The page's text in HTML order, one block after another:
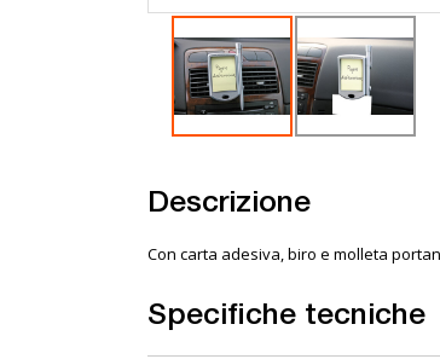
Descrizione
Con carta adesiva, biro e molleta
Specifiche tecniche